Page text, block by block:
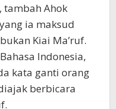
tambah Ahok
ia maksud
Kiai Ma’ruf.
Indonesia,
kata ganti orang
berbicara